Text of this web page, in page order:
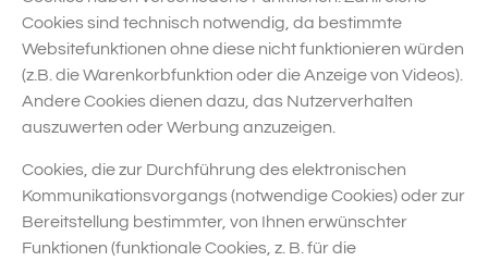
Cookies sind technisch notwendig, da bestimmte
Websitefunktionen ohne diese nicht funktionieren würden
(z.B. die Warenkorbfunktion oder die Anzeige von Videos).
Andere Cookies dienen dazu, das Nutzerverhalten
auszuwerten oder Werbung anzuzeigen.
Cookies, die zur Durchführung des elektronischen
Kommunikationsvorgangs (notwendige Cookies) oder zur
Bereitstellung bestimmter, von Ihnen erwünschter
Funktionen (funktionale Cookies, z. B. für die